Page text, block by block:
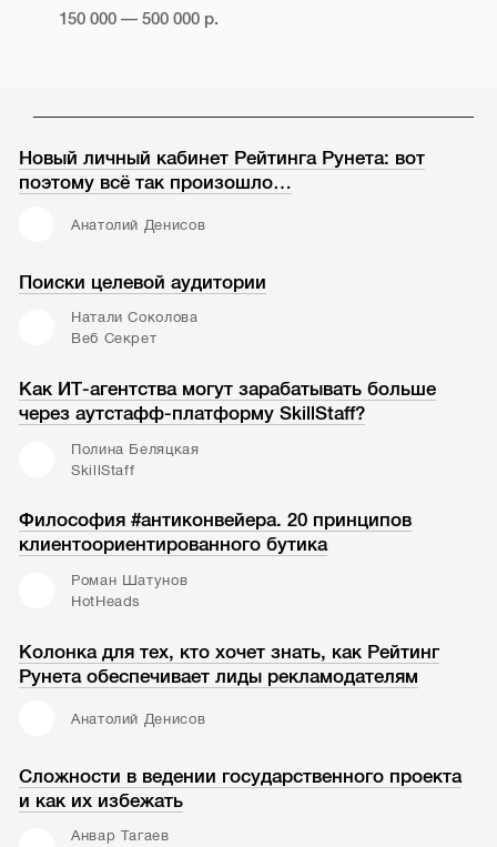
150 000 — 500 000 р.
Новый личный кабинет Рейтинга Рунета: вот
поэтому всё так произошло…
Анатолий Денисов
Поиски целевой аудитории
Натали Соколова
Веб Секрет
Как ИТ-агентства могут зарабатывать больше
через аутстафф-платформу SkillStaff?
Полина Беляцкая
SkillStaff
Философия #антиконвейера. 20 принципов
клиентоориентированного бутика
Роман Шатунов
HotHeads
Колонка для тех, кто хочет знать, как Рейтинг
Рунета обеспечивает лиды рекламодателям
Анатолий Денисов
Сложности в ведении государственного проекта
и как их избежать
Анвар Тагаев